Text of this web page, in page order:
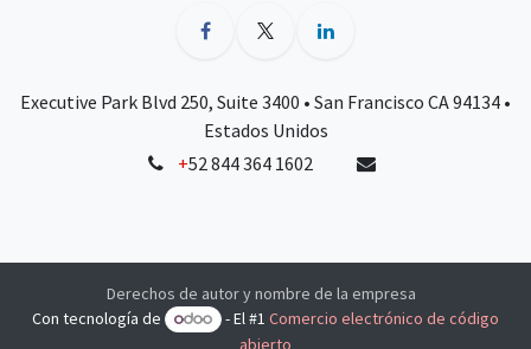
Executive Park Blvd 250, Suite 3400 • San Francisco CA 94134 •
Estados Unidos
+52 844 364 1602
Derechos de autor y nombre de la empresa
Con tecnología de
- El #1Comercio electrónico de código
abierto